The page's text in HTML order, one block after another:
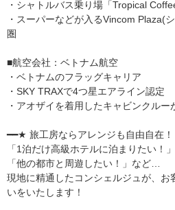
・シャトルバス乗り場「Tropical
・スーパーなどが入るVincom Plaza(
圏
■航空会社：ベトナム航空
・ベトナムのフラッグキャリア
・SKY TRAXで4つ星エアライン認定
・アオザイを着用したキャビンクルー
━━★ 旅工房ならアレンジも自由自
「1泊だけ高級ホテルに泊まりたい！」
「他の都市と周遊したい！」など…
現地に精通したコンシェルジュが、お
いをいたします！